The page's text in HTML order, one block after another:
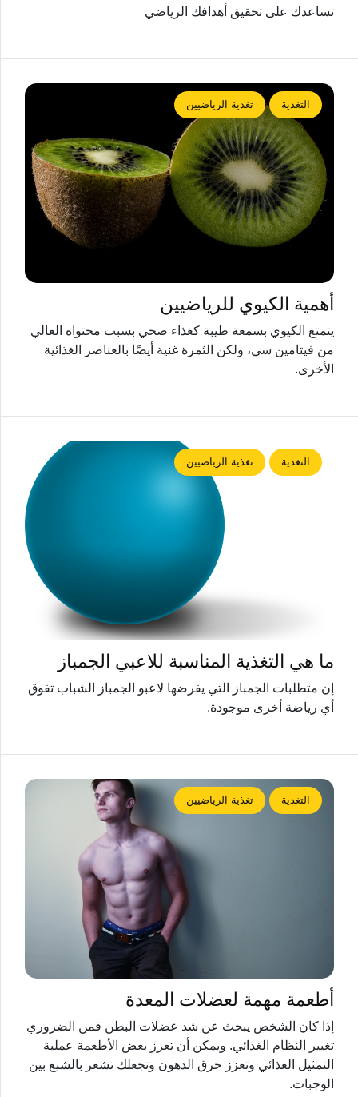
تساعدك على تحقيق أهدافك الرياضي
التغذية تغذية الرياضيين
أهمية الكيوي للرياضيين
يتمتع الكيوي بسمعة طيبة كغذاء صحي بسبب محتواه العالي
من فيتامين سي، ولكن الثمرة غنية أيضًا بالعناصر الغذائية
الأخرى.
التغذية تغذية الرياضيين
ما هي التغذية المناسبة للاعبي الجمباز
إن متطلبات الجمباز التي يفرضها لاعبو الجمباز الشباب تفوق
أي رياضة أخرى موجودة.
التغذية تغذية الرياضيين
أطعمة مهمة لعضلات المعدة
إذا كان الشخص يبحث عن شد عضلات البطن فمن الضروري
تغيير النظام الغذائي. ويمكن أن تعزز بعض الأطعمة عملية
التمثيل الغذائي وتعزز حرق الدهون وتجعلك تشعر بالشبع بين
الوجبات.